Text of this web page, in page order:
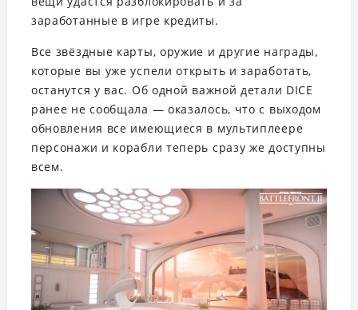
заработанные в игре кредиты.
Все звёздные карты, оружие и другие награды,
которые вы уже успели открыть и заработать,
останутся у вас. Об одной важной детали DICE
ранее не сообщала — оказалось, что с выходом
обновления все имеющиеся в мультиплеере
персонажи и корабли теперь сразу же доступны
всем.